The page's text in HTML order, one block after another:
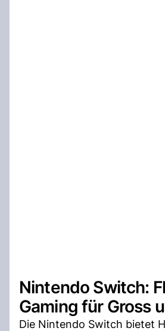
Nintendo Switch:
Gaming für Gross
Die Nintendo Switch bietet